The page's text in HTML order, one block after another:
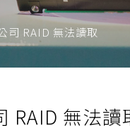
司 RAID 無法讀取
RAID 無法讀